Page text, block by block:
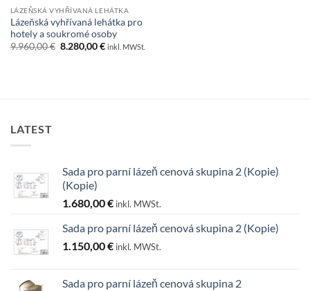
LÁZEŇSKÁ VYHŘÍVANÁ LEHÁTKA
Lázeňská vyhřívaná lehátka pro
hotely a soukromé osoby
9.960,00€ Původní
8.280,00€Aktuální
inkl. MWSt.
LATEST
Sada pro parní lázeň cenová skupina 2 (Kopie)
(Kopie)
1.680,00€ inkl. MWSt.
Sada pro parní lázeň cenová skupina 2 (Kopie)
1.150,00€ inkl. MWSt.
Sada pro parní lázeň cenová skupina 2